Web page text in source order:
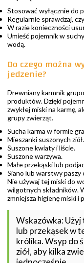
Stosować wyłącznie do
Regularnie sprawdzaj,
W razie konieczności
Umieść pojemnik w
wodą.
Do czego można
jedzenie?
Drewniany karmnik
produktów. Dzięki
zwykłej miski na karmę,
grupy zwierząt.
Sucha karma w formie
Mieszanki suszonych ziół.
Suszone kwiaty i liście.
Suszone warzywa.
Małe przekąski lub
Siano lub warstwy paszy
Nie używaj tej miski do
wilgotnych składników.
zmniejsza higienę miski i
Wskazówka: Użyj
lub przekąsek w
królika. Wsyp do
ziół, aby kilka